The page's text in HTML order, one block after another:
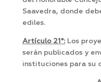
Saavedra, donde
ediles.
Artículo 21°:Los
serán publicados y
instituciones para su